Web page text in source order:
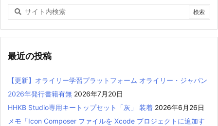
最近の投稿
【更新】オライリー学習プラットフォーム オライリー・ジャパン
2026年発行書籍有無 2026年7月20日
HHKB Studio専用キートップセット「灰」 装着 2026年6月26日
メモ「Icon Composer ファイルを Xcode プロジェクトに追加す